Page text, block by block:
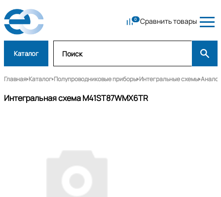
Сравнить товары
Каталог
Главная Каталог Полупроводниковые приборы Интегральные схемы
Интегральная схема M41ST87WMX6TR